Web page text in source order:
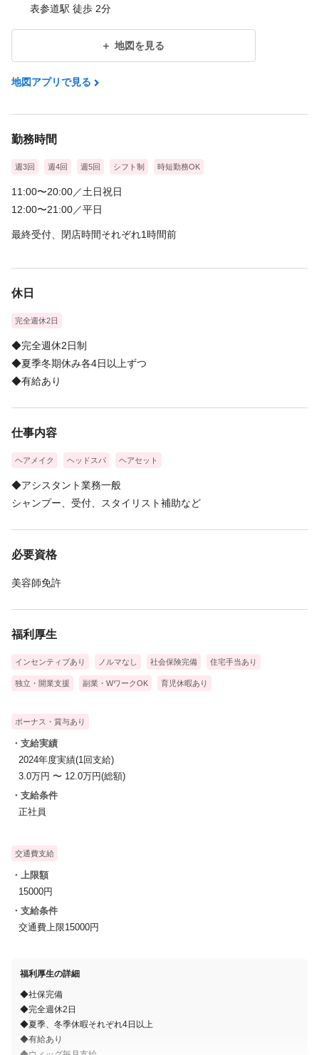
表参道駅 徒歩 2分
地図を見る
地図アプリで見る
勤務時間
週3回 週4回 週5回 シフト制 時短勤務OK
11:00〜20:00／土日祝日
12:00〜21:00／平日
最終受付、閉店時間それぞれ1時間前
休日
完全週休2日
◆完全週休2日制
◆夏季冬期休み各4日以上ずつ
◆有給あり
仕事内容
ヘアメイク ヘッドスパ ヘアセット
◆アシスタント業務一般
シャンプー、受付、スタイリスト補助など
必要資格
美容師免許
福利厚生
インセンティブあり ノルマなし 社会保険完備 住宅手当あり
独立・開業支援 副業・WワークOK 育児休暇あり
ボーナス・賞与あり
・支給実績
2024年度実績(1回支給)
3.0万円 〜 12.0万円(総額)
・支給条件
正社員
交通費支給
・上限額
15000円
・支給条件
交通費上限15000円
福利厚生の詳細
◆社保完備
◆完全週休2日
◆夏季、冬季休暇それぞれ4日以上
◆有給あり